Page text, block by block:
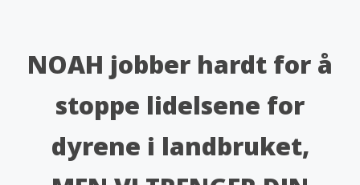
NOAH jobber hardt for å
stoppe lidelsene for
dyrene i landbruket,